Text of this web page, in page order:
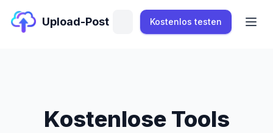
Upload-Post Kostenlos testen
Kostenlose Tools